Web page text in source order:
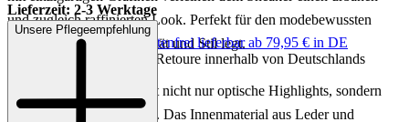
und zugleich raffinierten Look. Perfekt für den modebewussten
Mann, der Wert auf Qualität und Stil legt.
Der MASE Sneaker bietet nicht nur optische Highlights, sondern
auch hohen Tragekomfort. Das Innenmaterial aus Leder und
Lieferzeit: 2-3 Werktage
Keine Versandkosten:
kostenfrei lieferbar ab 79,95 € in DE
Einfache und Kostenlose Retoure innerhalb von Deutschlands
Unsere Pflegeempfehlung